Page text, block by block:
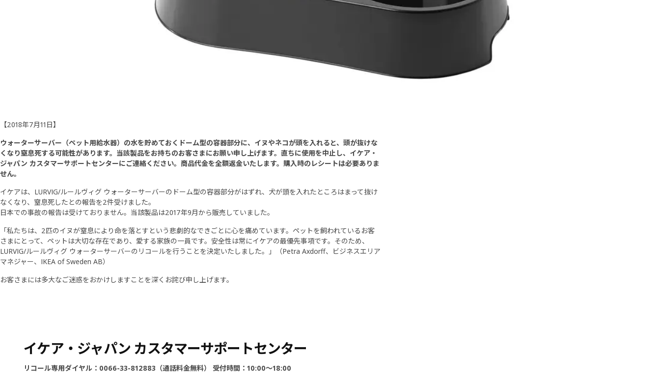
【2018年7月11日】
ウォーターサーバー（ペット用給水器）の水を貯めておくドーム型の容器部分に、イヌやネコが頭を入れると、頭が抜けな
くなり窒息死する可能性があります。当該製品をお持ちのお客さまにお願い申し上げます。直ちに使用を中止し、イケア・
ジャパン カスタマーサポートセンターにご連絡ください。商品代金を全額返金いたします。購入時のレシートは必要ありま
せん。
イケアは、LURVIG/ルールヴィグ ウォーターサーバーのドーム型の容器部分がはずれ、犬が頭を入れたところはまって抜け
なくなり、窒息死したとの報告を2件受けました。
日本での事故の報告は受けておりません。当該製品は2017年9月から販売していました。
「私たちは、2匹のイヌが窒息により命を落とすという悲劇的なできごとに心を痛めています。ペットを飼われているお客
さまにとって、ペットは大切な存在であり、愛する家族の一員です。安全性は常にイケアの最優先事項です。そのため、
LURVIG/ルールヴィグ ウォーターサーバーのリコールを行うことを決定いたしました。」（Petra Axdorff、ビジネスエリア
マネジャー、IKEA of Sweden AB）
お客さまには多大なご迷惑をおかけしますことを深くお詫び申し上げます。
イケア・ジャパン カスタマーサポートセンター
リコール専用ダイヤル：0066-33-812883（通話料金無料） 受付時間：10:00～18:00